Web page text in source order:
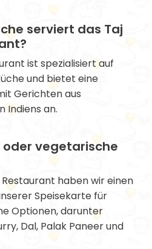
serviert das Taj
ist spezialisiert auf
und bietet eine
Gerichten aus
Indiens an.
oder vegetarische
haben wir einen
Speisekarte für
Optionen, darunter
Dal, Palak Paneer und